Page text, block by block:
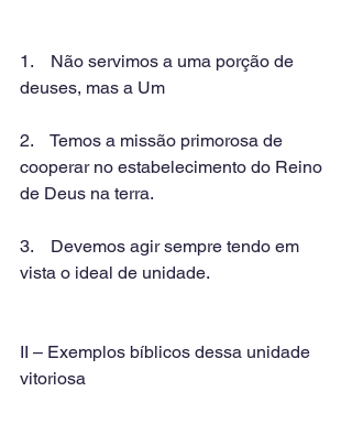
1.    Não servimos a uma porção de
deuses, mas a Um
2.    Temos a missão primorosa de
cooperar no estabelecimento do Reino
de Deus na terra.
3.    Devemos agir sempre tendo em
vista o ideal de unidade.
II – Exemplos bíblicos dessa unidade
vitoriosa